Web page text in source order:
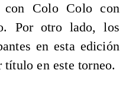
con Colo Colo con
Por otro lado, los
en esta edición
título en este torneo.